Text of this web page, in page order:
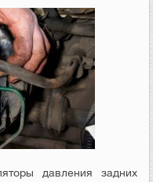
давления задних